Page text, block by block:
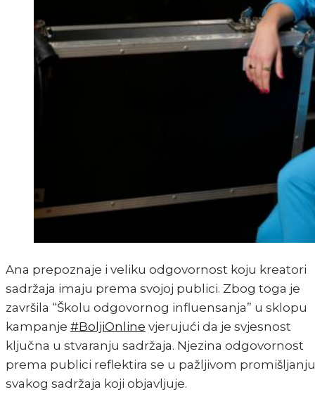
Ana prepoznaje i veliku odgovornost koju kreatori
sadržaja imaju prema svojoj publici. Zbog toga je
završila “Školu odgovornog influensanja” u sklopu
kampanje #BoljiOnline vjerujući da je svjesnost
ključna u stvaranju sadržaja. Njezina odgovornost
prema publici reflektira se u pažljivom promišljanju
svakog sadržaja koji objavljuje.